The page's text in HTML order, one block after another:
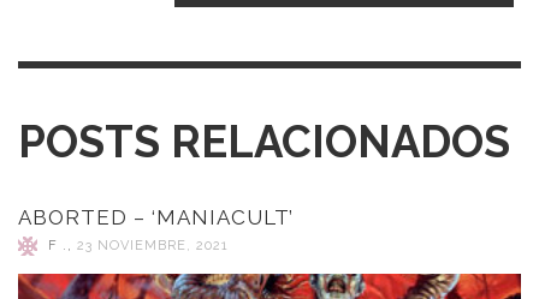
POSTS RELACIONADOS
ABORTED – ‘MANIACULT’
F . , 23 NOVIEMBRE, 2021